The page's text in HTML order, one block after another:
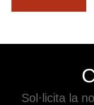
Sol·licita la